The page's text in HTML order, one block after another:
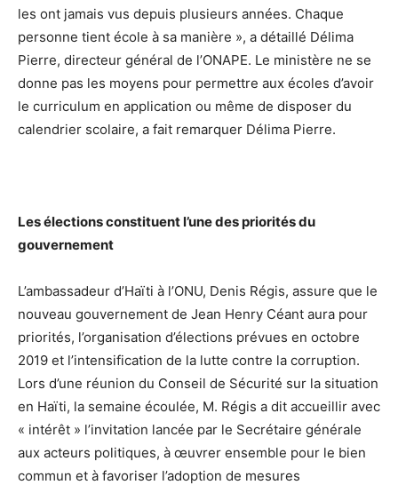
les ont jamais vus depuis plusieurs années. Chaque
personne tient école à sa manière », a détaillé Délima
Pierre, directeur général de l’ONAPE. Le ministère ne se
donne pas les moyens pour permettre aux écoles d’avoir
le curriculum en application ou même de disposer du
calendrier scolaire, a fait remarquer Délima Pierre.
Les élections constituent l’une des priorités du
gouvernement
L’ambassadeur d’Haïti à l’ONU, Denis Régis, assure que le
nouveau gouvernement de Jean Henry Céant aura pour
priorités, l’organisation d’élections prévues en octobre
2019 et l’intensification de la lutte contre la corruption.
Lors d’une réunion du Conseil de Sécurité sur la situation
en Haïti, la semaine écoulée, M. Régis a dit accueillir avec
« intérêt » l’invitation lancée par le Secrétaire générale
aux acteurs politiques, à œuvrer ensemble pour le bien
commun et à favoriser l’adoption de mesures